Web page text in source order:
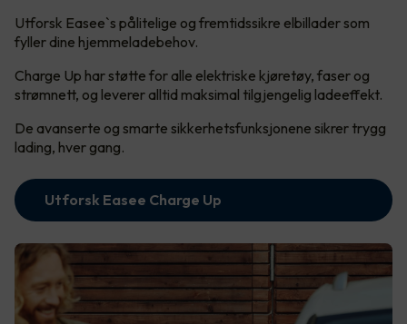
Utforsk Easee`s pålitelige og fremtidssikre elbillader som
fyller dine hjemmeladebehov.
Charge Up har støtte for alle elektriske kjøretøy, faser og
strømnett, og leverer alltid maksimal tilgjengelig ladeeffekt.
De avanserte og smarte sikkerhetsfunksjonene sikrer trygg
lading, hver gang.
Utforsk Easee Charge Up